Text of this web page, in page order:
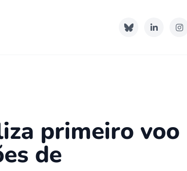
primeiro voo
de